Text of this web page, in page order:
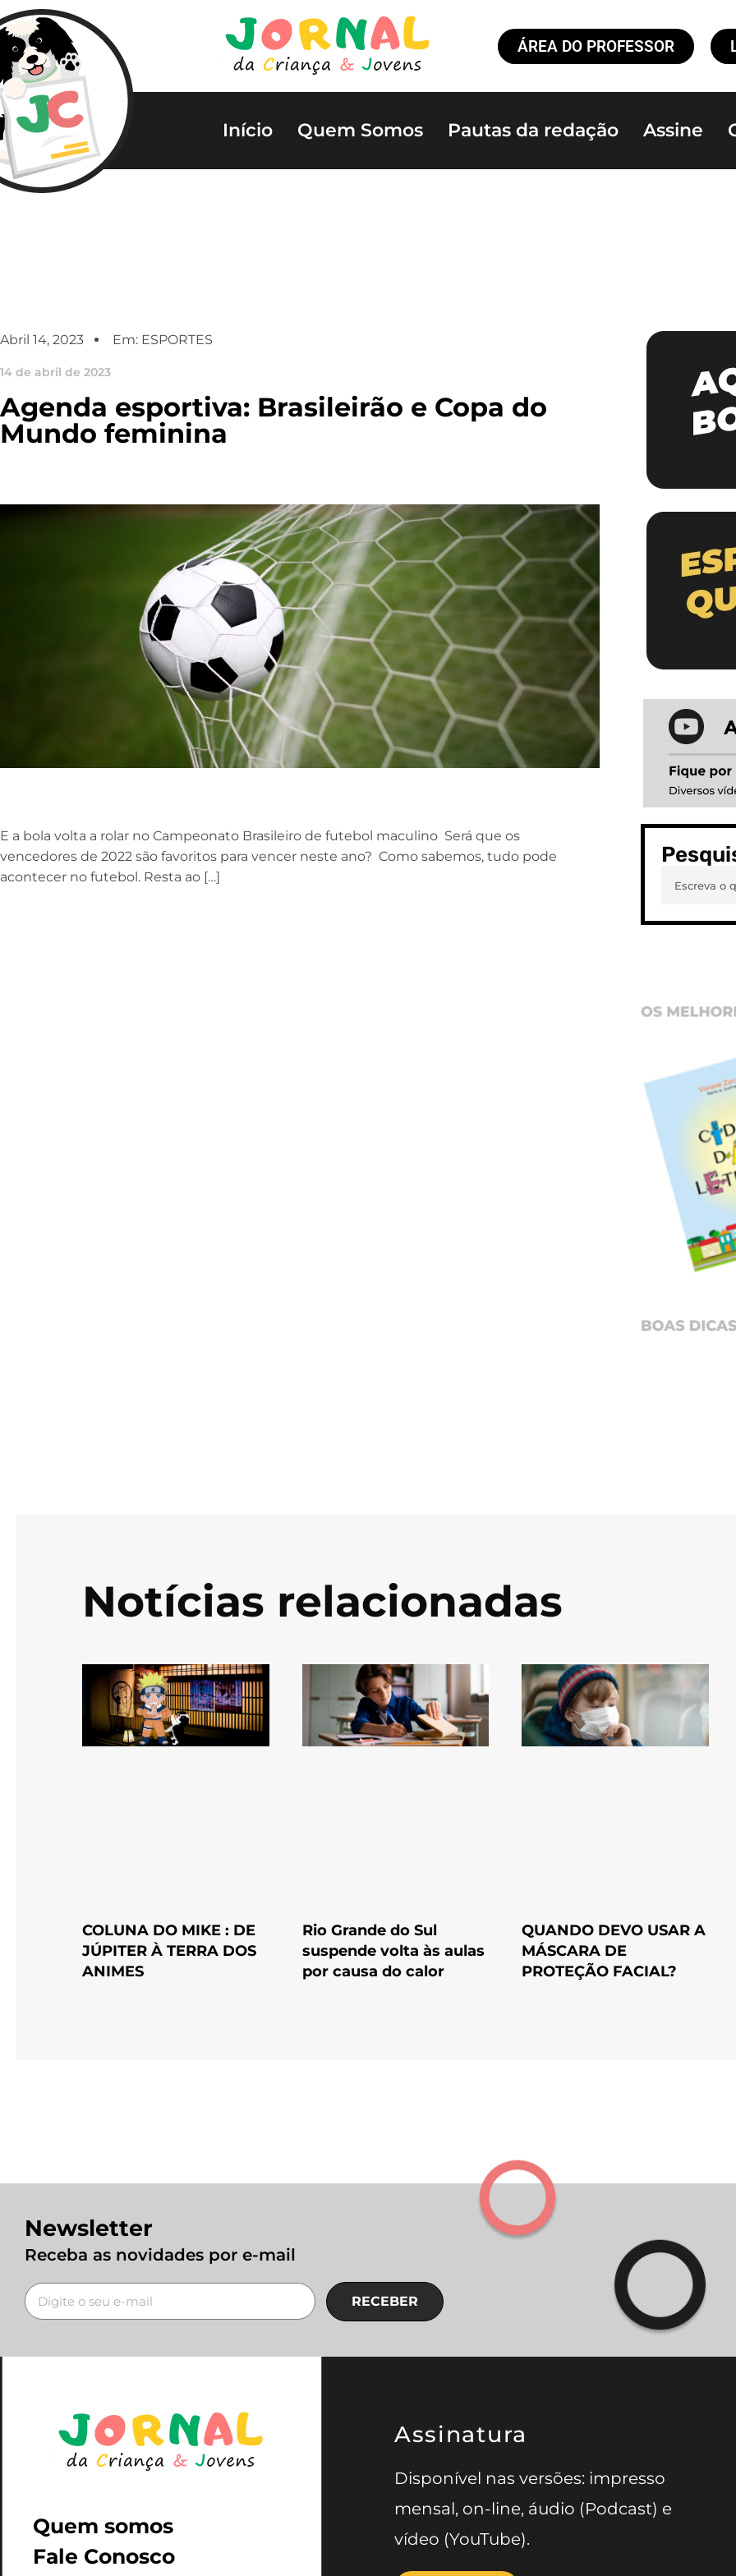
ÁREA DO PROFESSOR
Início Quem Somos Pautas da redação Assine
Abril 14, 2023 Em: ESPORTES
14 de abril de 2023
Agenda esportiva: Brasileirão e Copa do
Mundo feminina
E a bola volta a rolar no Campeonato Brasileiro de futebol maculino Será que os
vencedores de 2022 são favoritos para vencer neste ano? Como sabemos, tudo pode
acontecer no futebol. Resta ao […]
Notícias relacionadas
COLUNA DO MIKE : DE
JÚPITER À TERRA DOS
ANIMES
Rio Grande do Sul
suspende volta às aulas
por causa do calor
QUANDO DEVO USAR A
MÁSCARA DE
PROTEÇÃO FACIAL?
Newsletter
Receba as novidades por e-mail
RECEBER
Quem somos
Fale Conosco
Assinatura
Disponível nas versões: impresso
mensal, on-line, áudio (Podcast) e
vídeo (YouTube).